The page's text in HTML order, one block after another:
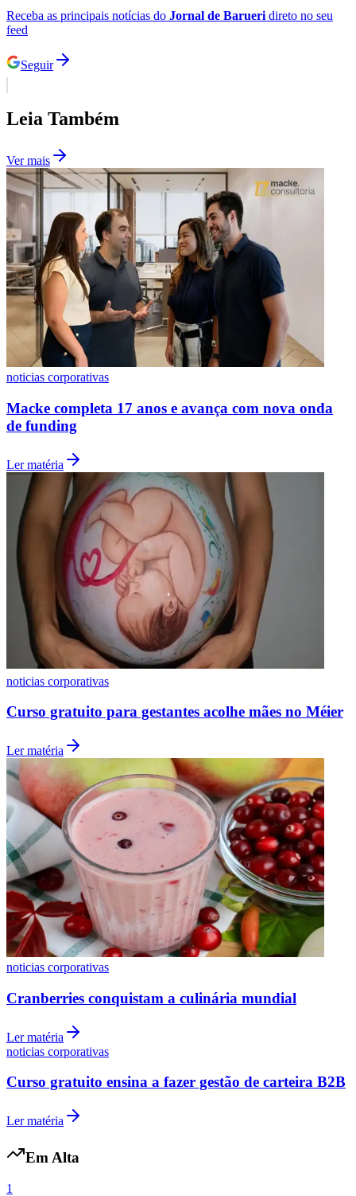
Flamengo
Fluminense
Vasco
Receba as principais notícias do Jornal de Barueri direto no seu
feed
Seguir
Leia Também
Ver mais
noticias corporativas
Macke completa 17 anos e avança com nova onda
de funding
Ler matéria
noticias corporativas
Curso gratuito para gestantes acolhe mães no Méier
Ler matéria
noticias corporativas
Cranberries conquistam a culinária mundial
Ler matéria
noticias corporativas
Curso gratuito ensina a fazer gestão de carteira B2B
Ler matéria
Em Alta
1